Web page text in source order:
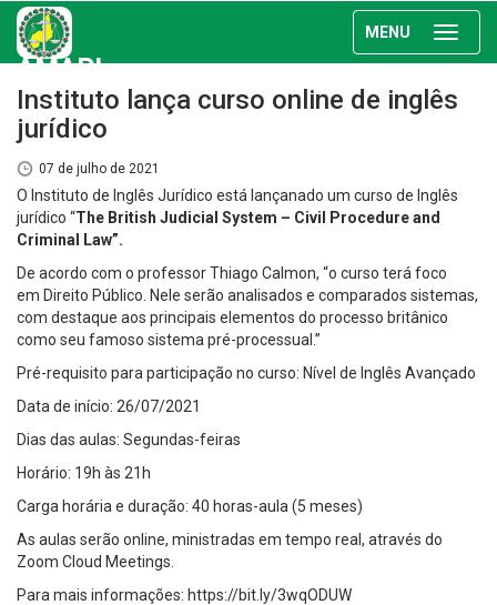
MENU
AMAPI
Instituto lança curso online de inglês
jurídico
07 de julho de 2021
O Instituto de Inglês Jurídico está lançanado um curso de Inglês
jurídico “The British Judicial System – Civil Procedure and
Criminal Law”.
De acordo com o professor Thiago Calmon, “o curso terá foco
em Direito Público. Nele serão analisados e comparados sistemas,
com destaque aos principais elementos do processo britânico
como seu famoso sistema pré-processual.”
Pré-requisito para participação no curso: Nível de Inglês Avançado
Data de início: 26/07/2021
Dias das aulas: Segundas-feiras
Horário: 19h às 21h
Carga horária e duração: 40 horas-aula (5 meses)
As aulas serão online, ministradas em tempo real, através do
Zoom Cloud Meetings.
Para mais informações: https://bit.ly/3wqODUW